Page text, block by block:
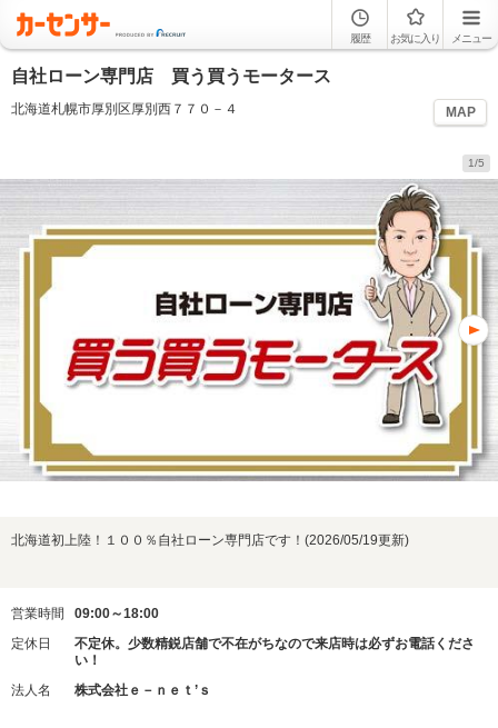
履歴 お気に入り メニュー
自社ローン専門店 買う買うモータース
北海道札幌市厚別区厚別西７７０－４ MAP
1/5
北海道初上陸！１００％自社ローン専門店です！(2026/05/19更新)
営業時間
09:00～18:00
定休日
不定休。少数精鋭店舗で不在がちなので来店時は必ずお電話くださ
い！
法人名
株式会社ｅ－ｎｅｔ’ｓ